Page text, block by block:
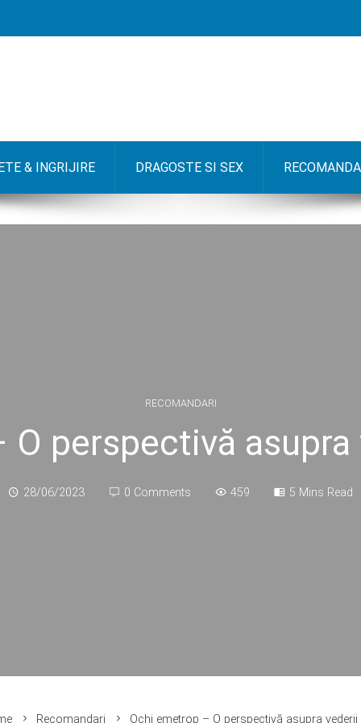
& INGRIJIRE DRAGOSTE SI SEX
RECOMANDARI
perspectivă
28/06/2023 0 Comments 459 5 Mins Read
Recomandari Ochi emetrop – O perspectivă asupra